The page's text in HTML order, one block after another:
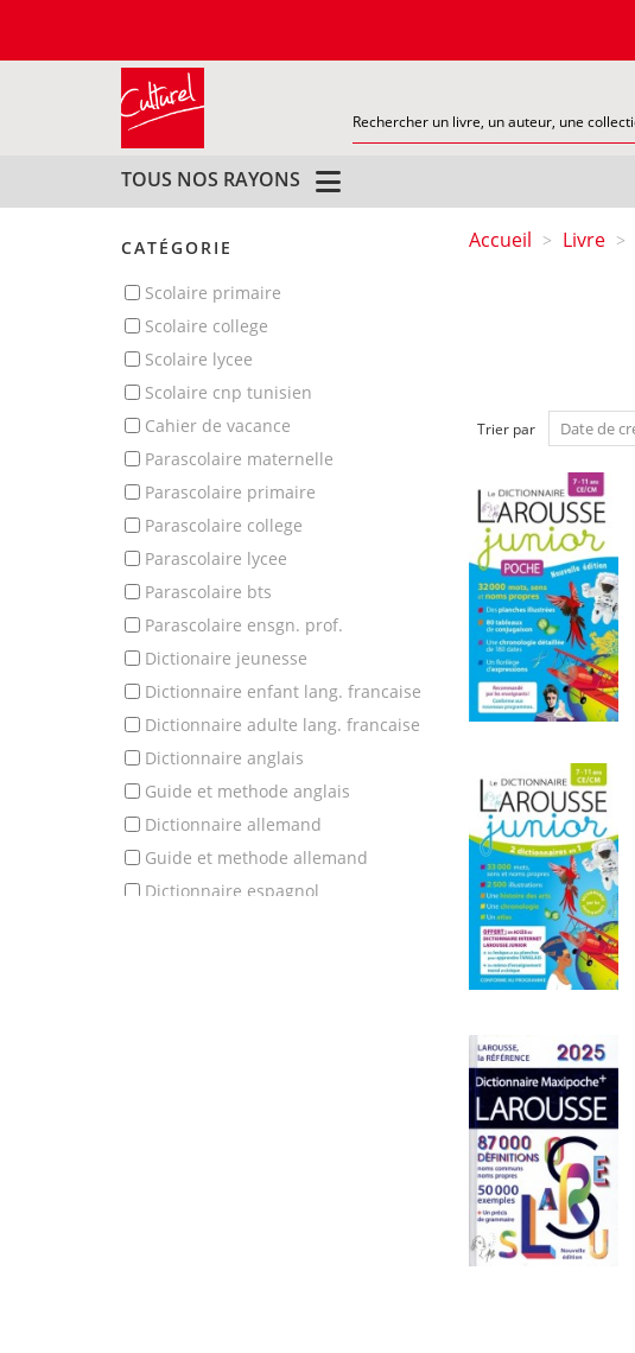
TOUS NOS RAYONS
CATÉGORIE
scolaire primaire
scolaire college
scolaire lycee
scolaire cnp tunisien
cahier de vacance
parascolaire maternelle
parascolaire primaire
parascolaire college
parascolaire lycee
parascolaire bts
parascolaire ensgn. prof.
dictionaire jeunesse
dictionnaire enfant lang. francaise
dictionnaire adulte lang. francaise
dictionnaire anglais
guide et methode anglais
dictionnaire allemand
guide et methode allemand
dictionnaire espagnol
Accueil > Livre >
Trier par